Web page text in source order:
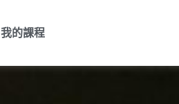
我的課程